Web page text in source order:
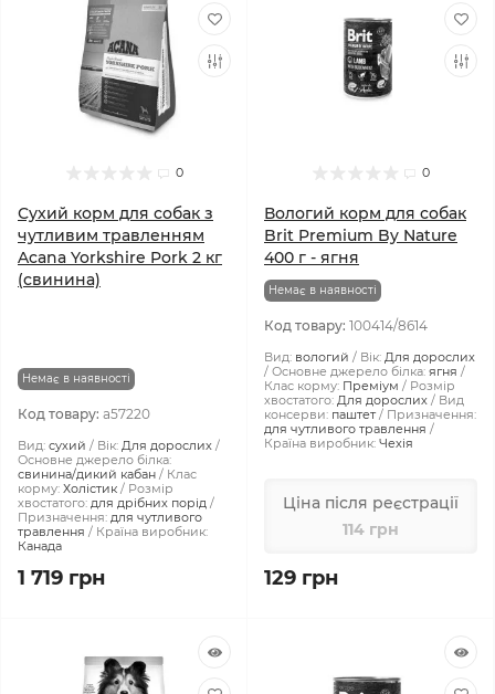
0
Сухий корм для собак з
чутливим травленням
Acana Yorkshire Pork 2 кг
(свинина)
Немає в наявності
Код товару: a57220
Вид: сухий Вік: Для дорослих
Основне джерело білка:
свинина/дикий кабан
Клас
корму: Холістик
Розмір
хвостатого: для дрібних порід
Призначення: для чутливого
травлення
Країна виробник:
Канада
1 719 грн
0
Вологий корм для собак
Brit Premium By Nature
400 г - ягня
Немає в наявності
Код товару: 100414/8614
Вид: вологий Вік: Для дорослих
Основне джерело білка: ягня
Клас корму: Преміум
Розмір
хвостатого: Для дорослих
Вид
консерви: паштет
Призначення:
для чутливого травлення
Країна виробник: Чехія
Ціна після реєстрації
114 грн
129 грн